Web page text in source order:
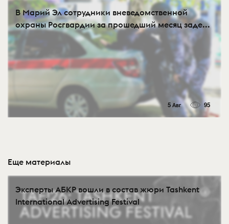
В Марий Эл сотрудники вневедомственной
охраны Росгвардии за прошедший месяц заде...
5 Авг 95
Еще материалы
Эксперты АБКР вошли в состав жюри Tashkent
International Advertising Festival